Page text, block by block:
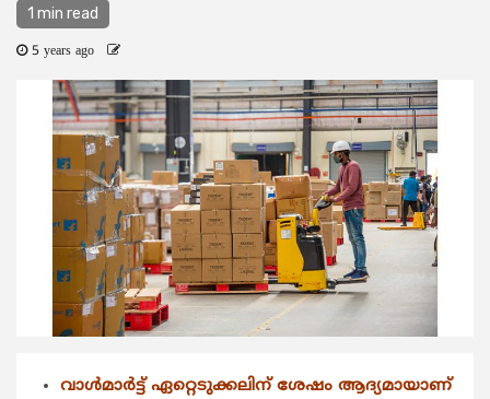
1 min read
5 years ago
വാള്‍മാര്‍ട്ട് ഏറ്റെടുക്കലിന് ശേഷം ആദ്യമായാണ്